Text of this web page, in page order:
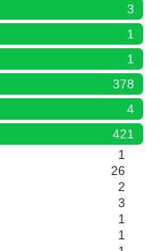
3
1
1
378
4
421
1
26
2
3
1
1